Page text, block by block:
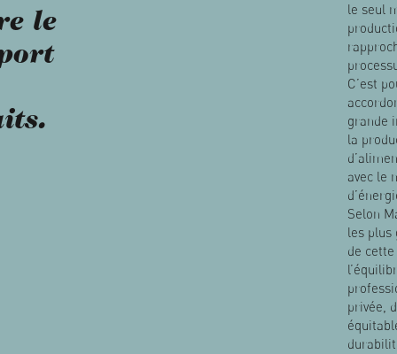
le
le seul
C’est
grande
la
avec le
Selon
les plus
de
privée,